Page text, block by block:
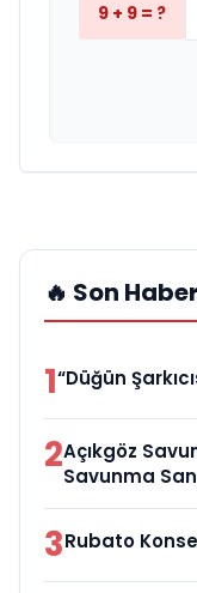
9 + 9 = ?
🔥 Son
1“Düğün
2Açıkgöz
Savunma
3Rubato